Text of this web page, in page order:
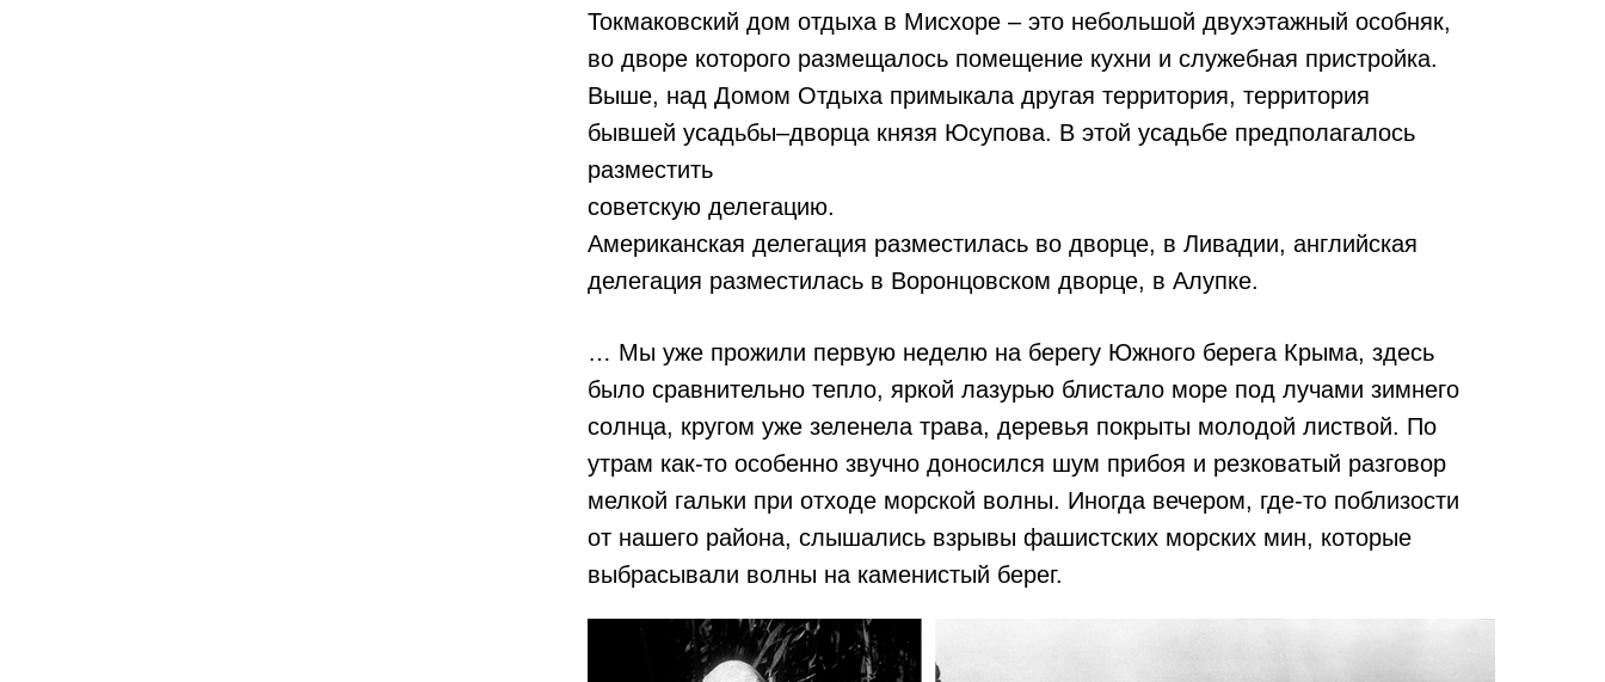
Токмаковский дом отдыха в Мисхоре – это небольшой двухэтажный особняк,
во дворе которого размещалось помещение кухни и служебная пристройка.
Выше, над Домом Отдыха примыкала другая территория, территория
бывшей усадьбы–дворца князя Юсупова. В этой усадьбе предполагалось
разместить
советскую делегацию.
Американская делегация разместилась во дворце, в Ливадии, английская
делегация разместилась в Воронцовском дворце, в Алупке.
… Мы уже прожили первую неделю на берегу Южного берега Крыма, здесь
было сравнительно тепло, яркой лазурью блистало море под лучами зимнего
солнца, кругом уже зеленела трава, деревья покрыты молодой листвой. По
утрам как-то особенно звучно доносился шум прибоя и резковатый разговор
мелкой гальки при отходе морской волны. Иногда вечером, где-то поблизости
от нашего района, слышались взрывы фашистских морских мин, которые
выбрасывали волны на каменистый берег.